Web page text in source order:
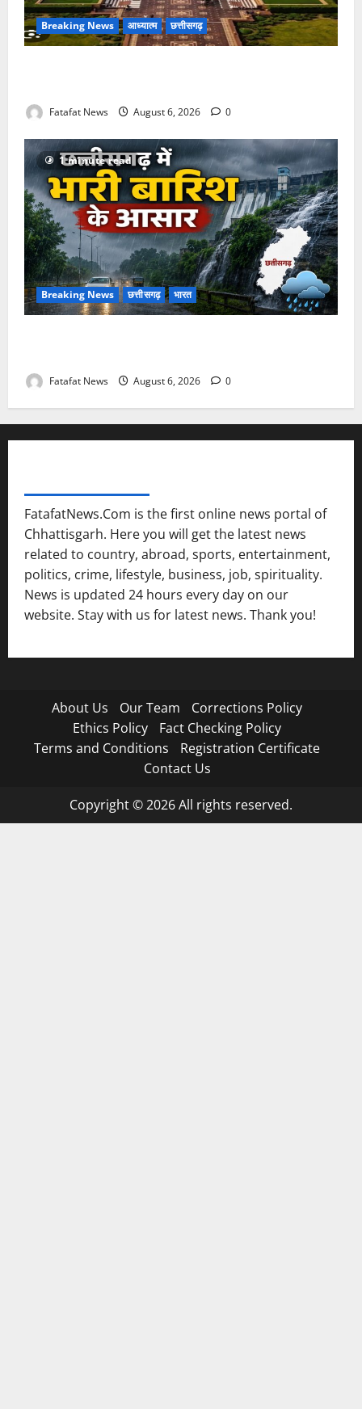
Breaking News आध्यात्म छत्तीसगढ़
Fatafat News August 6, 2026 0
1 minute read
Breaking News छत्तीसगढ़ भारत
Fatafat News August 6, 2026 0
FatafatNews.Com is the first online news portal of
Chhattisgarh. Here you will get the latest news
related to country, abroad, sports, entertainment,
politics, crime, lifestyle, business, job, spirituality.
News is updated 24 hours every day on our
website. Stay with us for latest news. Thank you!
About Us Our Team
Corrections Policy
Ethics Policy
Fact Checking Policy
Terms and Conditions
Registration Certificate
Contact Us
Copyright © 2026 All rights reserved.